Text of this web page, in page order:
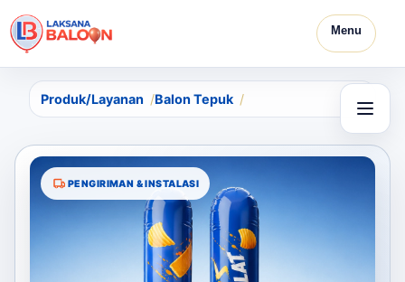
Menu
Produk/Layanan Balon Tepuk
PENGIRIMAN & INSTALASI